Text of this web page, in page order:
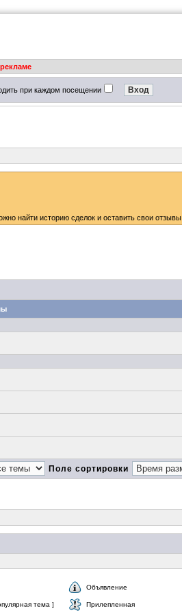
при каждом посещении
найти историю сделок и оставить свои отзывы.
Поле сортировки
Объявление
тема ] Прилепленная